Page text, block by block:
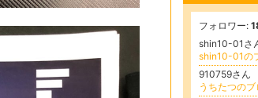
フォロワー:
shin10-01さ
shin10-01の
910759さん
うちたつの